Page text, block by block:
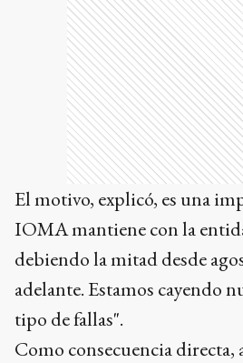
El motivo, explicó, es una
IOMA mantiene con la
debiendo la mitad desde
adelante. Estamos cayendo
tipo de fallas".
Como consecuencia directa,